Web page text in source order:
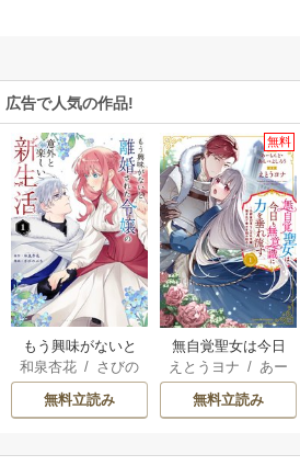
広告で人気の作品!
もう興味がないと
離婚された令嬢の
意外と楽しい新生
活
和泉杏花 / さびの
ぶち
無料立読み
無料
無自覚聖女は今日
も無意識に力を垂
れ流す ～公爵家
の落ちこぼれ令
を掴み取る～
えとうヨナ / あー
もんど / あんべよ
しろう
無料立読み